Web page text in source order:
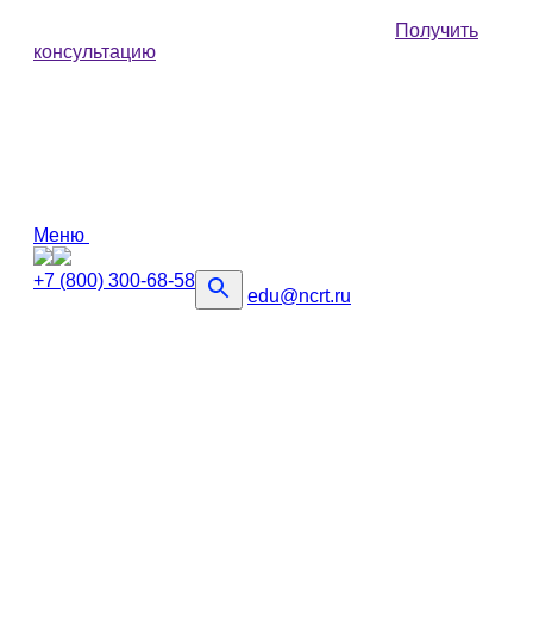
Получить
консультацию
Меню
+7 (800) 300-68-58
edu@ncrt.ru